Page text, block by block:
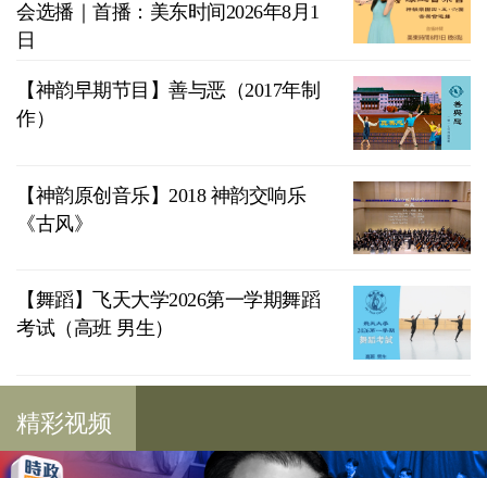
会选播｜首播：美东时间2026年8月1
日
【神韵早期节目】善与恶（2017年制
作）
【神韵原创音乐】2018 神韵交响乐
《古风》
【舞蹈】飞天大学2026第一学期舞蹈
考试（高班 男生）
精彩视频